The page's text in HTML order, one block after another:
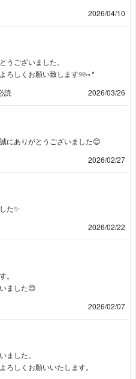
2026/04/10
うございました。
ろしくお願い致します୨୧⑅ *
読
2026/03/26
にありがとうございました😊
2026/02/27
た✨
2026/02/22
。
ました😊
2026/02/07
ました。
ろしくお願いいたします。